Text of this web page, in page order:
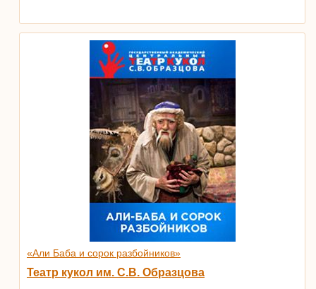
«Али Баба и сорок разбойников»
Театр кукол им. С.В. Образцова